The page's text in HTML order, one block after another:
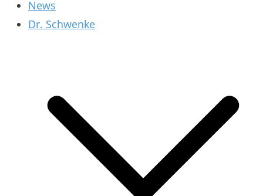
News
Dr. Schwenke